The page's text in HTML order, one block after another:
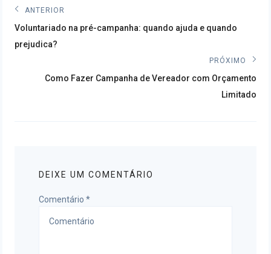
Navegação
de
Post
ANTERIOR
Post
anterior:
Voluntariado na pré-campanha: quando ajuda e quando
prejudica?
PRÓXIMO
Próximo
Como Fazer Campanha de Vereador com Orçamento
Limitado
DEIXE UM COMENTÁRIO
Comentário *